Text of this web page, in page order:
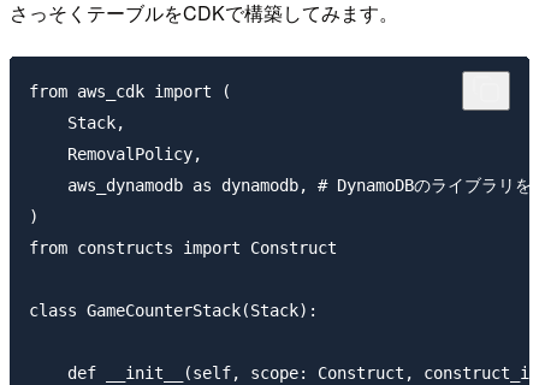
さっそくテーブルをCDKで構築してみます。
from aws_cdk import (
    Stack,
    RemovalPolicy,
aws_dynamodb as dynamodb, # DynamoDBのライブラリを
)
from constructs import Construct
class GameCounterStack(Stack):
def __init__(self, scope: Construct,